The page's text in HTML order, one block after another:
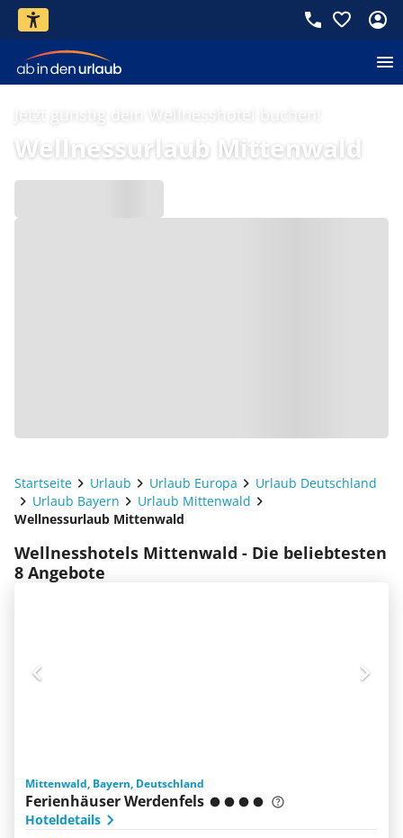
Jetzt günstig dein Wellnesshotel buchen!
Wellnessurlaub Mittenwald
Startseite Urlaub Urlaub Europa
Urlaub Deutschland
Urlaub Bayern
Urlaub Mittenwald
Wellnessurlaub Mittenwald
Wellnesshotels Mittenwald - Die beliebtesten
8 Angebote
Mittenwald, Bayern, Deutschland
Ferienhäuser Werdenfels
Hoteldetails